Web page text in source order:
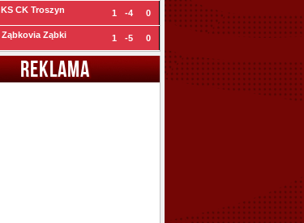
KS CK Troszyn 1 -4 0
Ząbkovia Ząbki 1 -5 0
REKLAMA